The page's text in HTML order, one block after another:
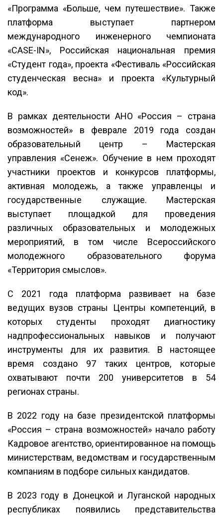
«Программа «Больше, чем путешествие». Также
платформа выступает партнером
международного инженерного чемпионата
«CASE-IN», Российская национальная премия
«Студент года», проекта «Фестиваль «Российская
студенческая весна» и проекта «Культурный
код».
В рамках деятельности АНО «Россия – страна
возможностей» в феврале 2019 года создан
образовательный центр – Мастерская
управления «Сенеж». Обучение в нем проходят
участники проектов и конкурсов платформы,
активная молодежь, а также управленцы и
государственные служащие. Мастерская
выступает площадкой для проведения
различных образовательных и молодежных
мероприятий, в том числе Всероссийского
молодежного образовательного форума
«Территория смыслов».
С 2021 года платформа развивает на базе
ведущих вузов страны Центры компетенций, в
которых студенты проходят диагностику
надпрофессиональных навыков и получают
инструменты для их развития. В настоящее
время создано 97 таких центров, которые
охватывают почти 200 университетов в 54
регионах страны.
В 2022 году на базе президентской платформы
«Россия – страна возможностей» начало работу
Кадровое агентство, ориентированное на помощь
министерствам, ведомствам и государственным
компаниям в подборе сильных кандидатов.
В 2023 году в Донецкой и Луганской народных
республиках появились представительства